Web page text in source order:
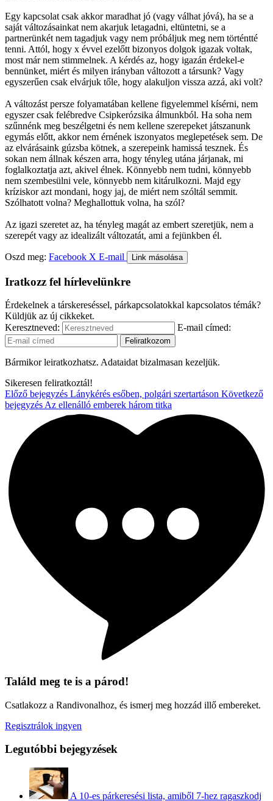
Egy kapcsolat csak akkor maradhat jó (vagy válhat jóvá), ha se a
saját változásainkat nem akarjuk letagadni, eltüntetni, se a
partnerünkét nem tagadjuk vagy nem próbáljuk meg nem történtté
tenni. Attól, hogy x évvel ezelőtt bizonyos dolgok igazak voltak,
most már nem stimmelnek. A kérdés az, hogy igazán érdekel-e
bennünket, miért és milyen irányban változott a társunk? Vagy
egyszerűen csak elvárjuk tőle, hogy alakuljon vissza azzá, aki volt?
A változást persze folyamatában kellene figyelemmel kísérni, nem
egyszer csak felébredve Csipkerózsika álmunkból. Ha soha nem
szűnnénk meg beszélgetni és nem kellene szerepeket játszanunk
egymás előtt, akkor nem érnének iszonyatos meglepetések sem. De
az elvárásaink gúzsba kötnek, a szerepeink hamissá tesznek. És
sokan nem állnak készen arra, hogy tényleg utána járjanak, mi
foglalkoztatja azt, akivel élnek. Könnyebb nem tudni, könnyebb
nem szembesülni vele, könnyebb nem kitárulkozni. Majd egy
kríziskor azt mondani, hogy jaj, de miért nem szóltál semmit.
Szólhatott volna? Meghallottuk volna, ha szól?
Az igazi szeretet az, ha tényleg magát az embert szeretjük, nem a
szerepét vagy az idealizált változatát, ami a fejünkben él.
Oszd meg: Facebook X E-mail Link másolása
Iratkozz fel hírlevelünkre
Érdekelnek a társkereséssel, párkapcsolatokkal kapcsolatos témák?
Küldjük az új cikkeket.
Keresztneved:
E-mail címed:
Bármikor leiratkozhatsz. Adataidat bizalmasan kezeljük.
Sikeresen feliratkoztál!
Előző bejegyzés Lánykérés esőben, polgári szertartáson Következő
bejegyzés Az ellenálló emberek három titka
Találd meg te is a párod!
Csatlakozz a Randivonalhoz, és ismerj meg hozzád illő embereket.
Regisztrálok ingyen
Legutóbbi bejegyzések
A 10-es párkeresési lista, amiből 7-hez ragaszkodj